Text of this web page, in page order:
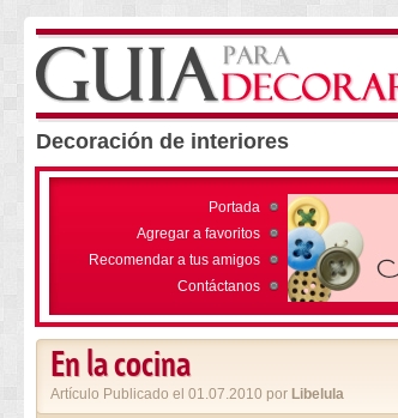
Decoración de interiores
Portada
Agregar a favoritos
Recomendar a tus amigos
Contáctanos
En la cocina
Artículo Publicado el 01.07.2010 por Libelula